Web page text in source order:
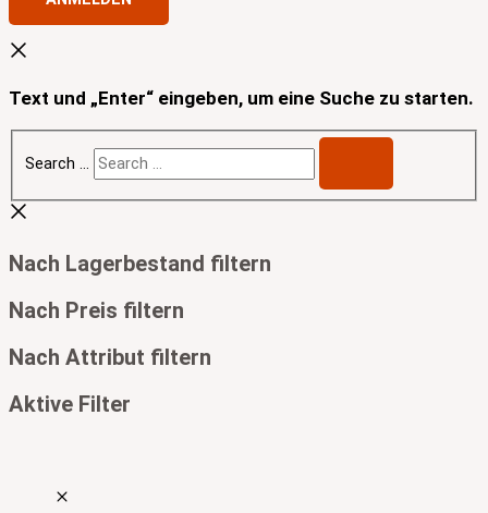
Text und „Enter“ eingeben, um eine Suche zu starten.
Search …
Nach Lagerbestand filtern
Nach Preis filtern
Nach Attribut filtern
Aktive Filter